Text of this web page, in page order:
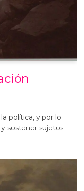
política, y por lo
sostener sujetos